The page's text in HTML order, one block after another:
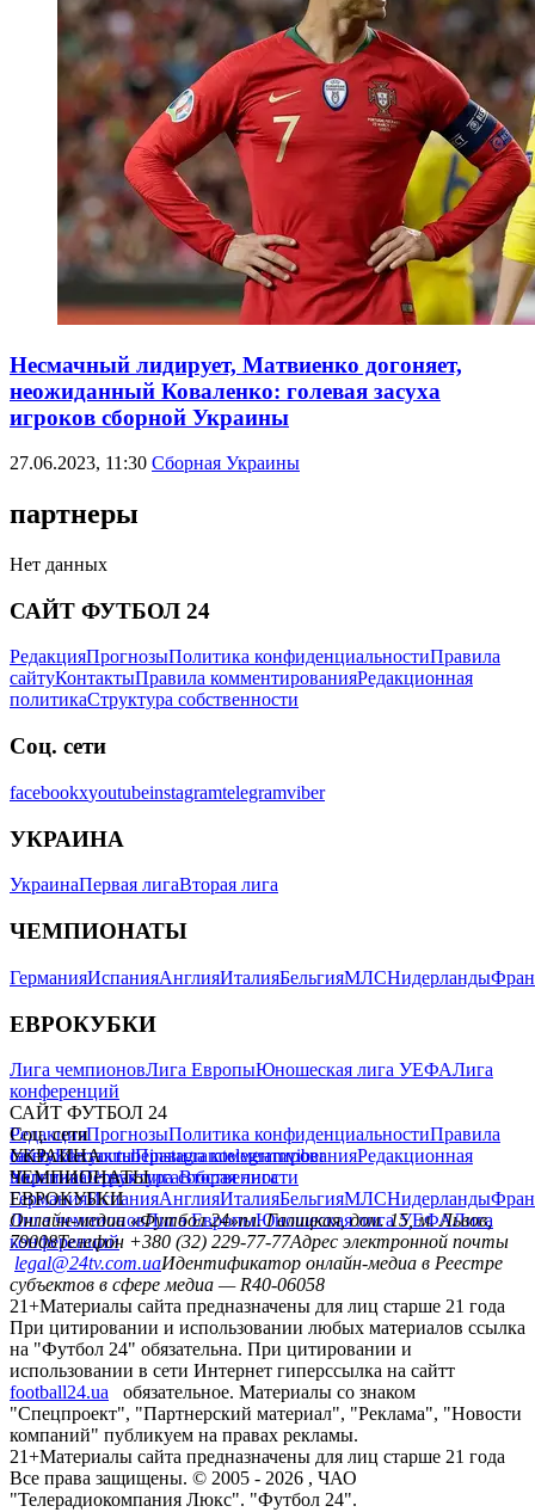
Несмачный лидирует, Матвиенко догоняет,
неожиданный Коваленко: голевая засуха
игроков сборной Украины
27.06.2023, 11:30 Сборная Украины
партнеры
Нет данных
САЙТ ФУТБОЛ 24
РедакцияПрогнозыПолитика конфиденциальностиПравила
сайтуКонтактыПравила комментированияРедакционная
политикаСтруктура собственности
Соц. сети
facebookxyoutubeinstagramtelegramviber
УКРАИНА
УкраинаПервая лигаВторая лига
ЧЕМПИОНАТЫ
ГерманияИспанияАнглияИталияБельгияМЛСНидерланды
ЕВРОКУБКИ
Лига чемпионовЛига ЕвропыЮношеская лига УЕФАЛига
конференций
САЙТ ФУТБОЛ 24
РедакцияПрогнозыПолитика конфиденциальностиПравила
сайтуКонтактыПравила комментированияРедакционная
политикаСтруктура собственности
Соц. сети
facebookxyoutubeinstagramtelegramviber
УКРАИНА
УкраинаПервая лигаВторая лига
ЧЕМПИОНАТЫ
ГерманияИспанияАнглияИталияБельгияМЛСНидерланды
ЕВРОКУБКИ
Лига чемпионовЛига ЕвропыЮношеская лига УЕФАЛига
конференций
Онлайн-медиа «Футбол 24»пл. Галицкая, дом. 15, м. Львов,
79008Телефон +380 (32) 229-77-77Адрес электронной почты
legal@24tv.com.uaИдентификатор онлайн-медиа в Реестре
субъектов в сфере медиа — R40-06058
21+Материалы сайта предназначены для лиц старше 21 года
При цитировании и использовании любых материалов ссылка
на "Футбол 24" обязательна. При цитировании и
использовании в сети Интернет гиперссылка на сайтт
football24.ua
обязательное. Материалы со знаком
"Спецпроект", "Партнерский материал", "Реклама", "Новости
компаний" публикуем на правах рекламы.
21+Материалы сайта предназначены для лиц старше 21 года
Все права защищены. © 2005 - 2026 , ЧАО
"Телерадиокомпания Люкс". "Футбол 24".